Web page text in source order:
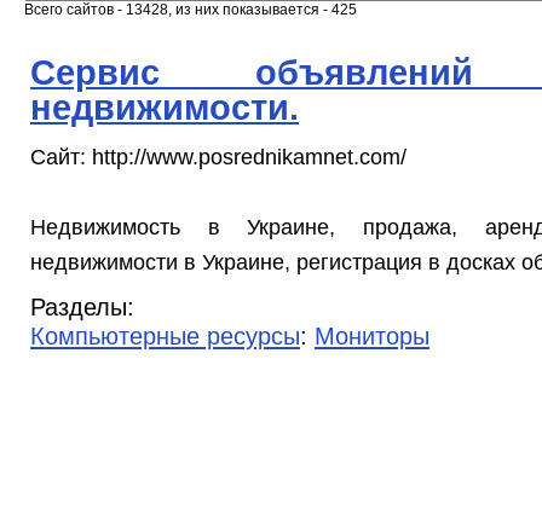
Всего сайтов - 13428, из них показывается - 425
Сервис
недвижимости.
Сайт: http://www.posrednikamnet.com/
Недвижимость в Украине, продажа,
недвижимости в Украине, регистрация в досках
Разделы:
Компьютерные ресурсы: Мониторы